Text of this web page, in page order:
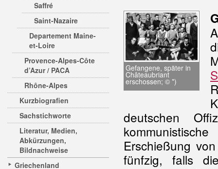
Saffré
Saint-Nazaire
Departement Maine-
et-Loire
Provence-Alpes-Côte
d’Azur / PACA
Rhône-Alpes
Kurzbiografien
Sachstichworte
Literatur, Medien,
Abkürzungen,
Bildnachweise
Griechenland
Gefangene, später in
Châteaubriant
erschossen; © *)
deutschen
Erschießung
fünfzig, falls